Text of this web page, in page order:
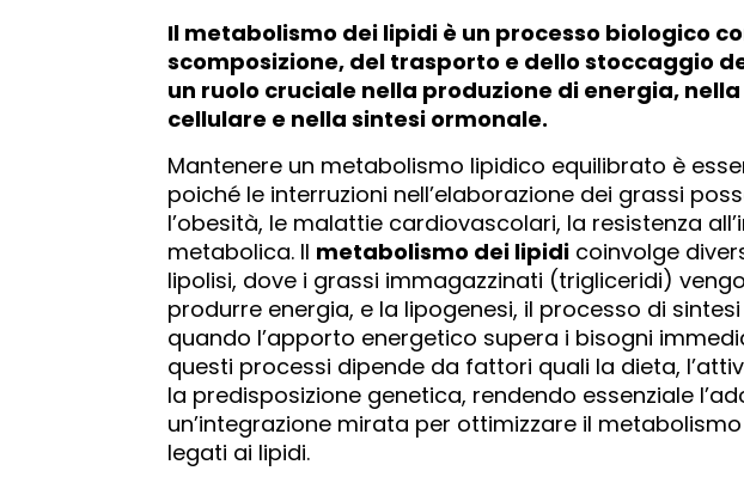
Il metabolismo dei lipidiè un processo biologico
scomposizione, del trasporto e dello stoccaggio
un ruolo cruciale nella produzione di energia,
cellulare e nella sintesi ormonale.
Mantenere un metabolismo lipidico equilibrato è
poiché le interruzioni nell’elaborazione dei grassi
l’obesità, le malattie cardiovascolari, la resistenza
metabolica. Il metabolismo dei lipidicoinvolge
lipolisi, dove i grassi immagazzinati (trigliceridi)
produrre energia, e la lipogenesi, il processo di
quando l’apporto energetico supera i bisogni
questi processi dipende da fattori quali la dieta,
la predisposizione genetica, rendendo essenziale
un’integrazione mirata per ottimizzare il
legati ai lipidi.